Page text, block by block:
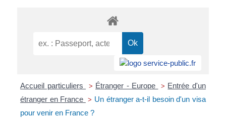
Accueil particuliers > Étranger - Europe > Entrée d'un
étranger en France > Un étranger a-t-il besoin d'un visa
pour venir en France ?